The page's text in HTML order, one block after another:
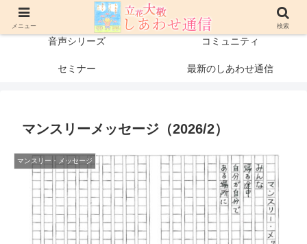
プロフィール
音声シリーズ コミュニティ
セミナー 最新のしあわせ通信
マンスリーメッセージ（2026/2）
マンスリー・メッセージ
メニュー 検索